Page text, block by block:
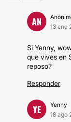
AN
13 ene
Si Yenny,
que vives en
reposo?
Responder
YE
Yenny
18 ago